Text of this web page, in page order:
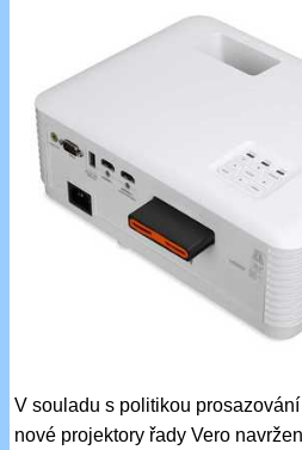
V souladu s politikou
nové projektory řady Vero